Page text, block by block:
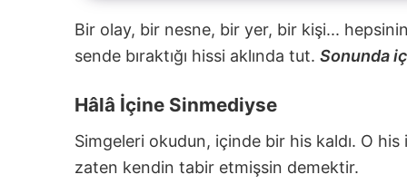
Bir olay, bir nesne, bir yer, bir kişi...
sende bıraktığı hissi aklında tut. Sonunda
Hâlâ İçine Sinmediyse
Simgeleri okudun, içinde bir his kaldı. O
zaten kendin tabir etmişsin demektir.